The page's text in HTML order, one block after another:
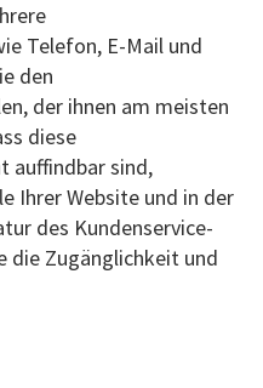
Telefon, E-Mail und
den
der ihnen am meisten
diese
auffindbar sind,
Ihrer Website und in der
des Kundenservice-
die Zugänglichkeit und